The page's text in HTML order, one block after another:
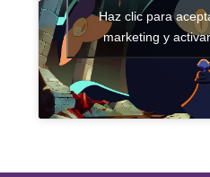
Haz clic para
marketing y